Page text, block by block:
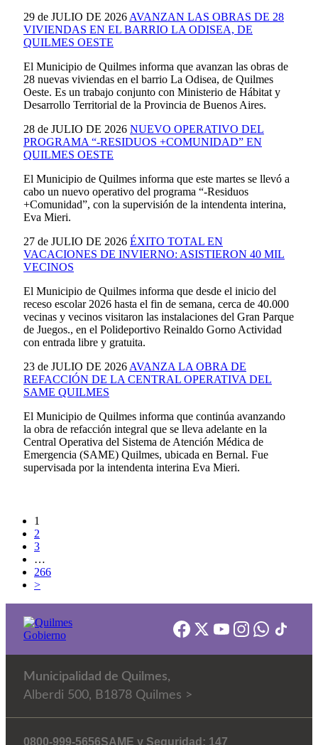
29 de JULIO DE 2026AVANZAN LAS OBRAS DE 28
VIVIENDAS EN EL BARRIO LA ODISEA, DE
QUILMES OESTE
El Municipio de Quilmes informa que avanzan las obras de
28 nuevas viviendas en el barrio La Odisea, de Quilmes
Oeste. Es un trabajo conjunto con Ministerio de Hábitat y
Desarrollo Territorial de la Provincia de Buenos Aires.
28 de JULIO DE 2026 NUEVO OPERATIVO DEL
PROGRAMA “-RESIDUOS +COMUNIDAD” EN
QUILMES OESTE
El Municipio de Quilmes informa que este martes se llevó a
cabo un nuevo operativo del programa “-Residuos
+Comunidad”, con la supervisión de la intendenta interina,
Eva Mieri.
27 de JULIO DE 2026 ÉXITO TOTAL EN
VACACIONES DE INVIERNO: ASISTIERON 40 MIL
VECINOS
El Municipio de Quilmes informa que desde el inicio del
receso escolar 2026 hasta el fin de semana, cerca de 40.000
vecinas y vecinos visitaron las instalaciones del Gran Parque
de Juegos., en el Polideportivo Reinaldo Gorno Actividad
con entrada libre y gratuita.
23 de JULIO DE 2026AVANZA LA OBRA DE
REFACCIÓN DE LA CENTRAL OPERATIVA DEL
SAME QUILMES
El Municipio de Quilmes informa que continúa avanzando
la obra de refacción integral que se lleva adelante en la
Central Operativa del Sistema de Atención Médica de
Emergencia (SAME) Quilmes, ubicada en Bernal. Fue
supervisada por la intendenta interina Eva Mieri.
1
2
3
…
266
>
Municipalidad de Quilmes,
Alberdi 500, B1878 Quilmes >
0800-999-5656SAME y Seguridad: 147